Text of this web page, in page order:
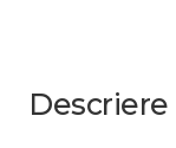
Descriere